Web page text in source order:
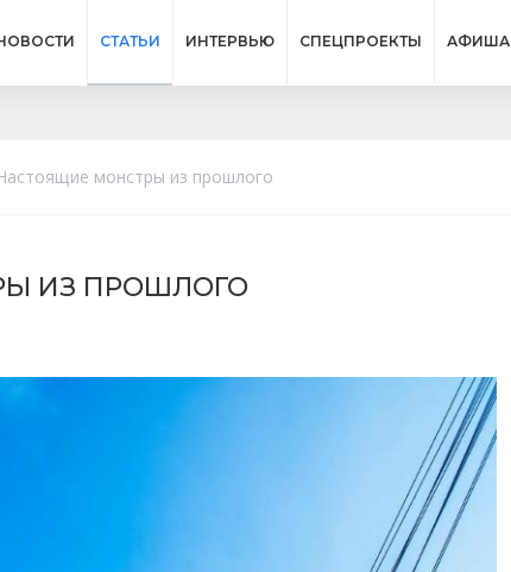
СТАТЬИ ИНТЕРВЬЮ СПЕЦПРОЕКТЫ АФИША
монстры из прошлого
ИЗ ПРОШЛОГО